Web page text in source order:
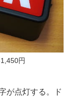
円
が点灯する。ド